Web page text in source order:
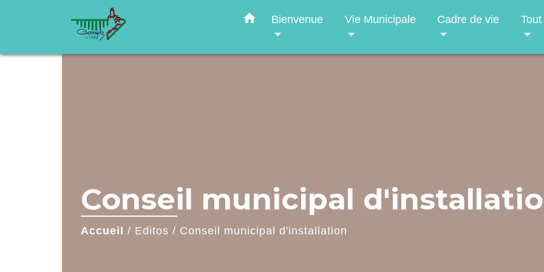
home Bienvenue Vie Municipale Cadre de vie
Conseil municipal
Accueil / Editos / Conseil municipal d'installation